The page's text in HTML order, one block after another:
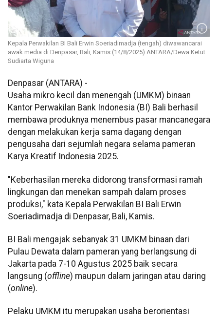
Kepala Perwakilan BI Bali Erwin Soeriadimadja (tengah) diwawancarai
awak media di Denpasar, Bali, Kamis (14/8/2025) ANTARA/Dewa Ketut
Sudiarta Wiguna
Denpasar (ANTARA) -
Usaha mikro kecil dan menengah (UMKM) binaan
Kantor Perwakilan Bank Indonesia (BI) Bali berhasil
membawa produknya menembus pasar mancanegara
dengan melakukan kerja sama dagang dengan
pengusaha dari sejumlah negara selama pameran
Karya Kreatif Indonesia 2025.
"Keberhasilan mereka didorong transformasi ramah
lingkungan dan menekan sampah dalam proses
produksi," kata Kepala Perwakilan BI Bali Erwin
Soeriadimadja di Denpasar, Bali, Kamis.
BI Bali mengajak sebanyak 31 UMKM binaan dari
Pulau Dewata dalam pameran yang berlangsung di
Jakarta pada 7-10 Agustus 2025 baik secara
langsung (offline) maupun dalam jaringan atau daring
(online).
Pelaku UMKM itu merupakan usaha berorientasi